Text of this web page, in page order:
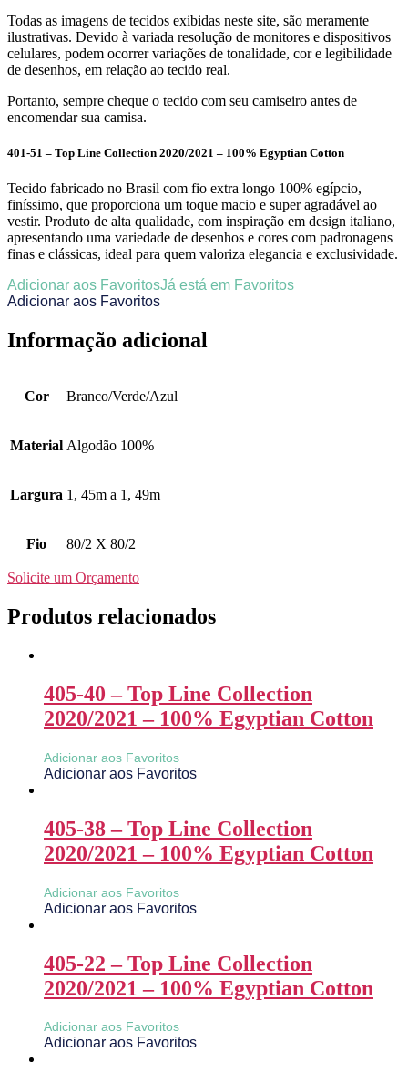
Todas as imagens de tecidos exibidas neste site, são meramente
ilustrativas. Devido à variada resolução de monitores e dispositivos
celulares, podem ocorrer variações de tonalidade, cor e legibilidade
de desenhos, em relação ao tecido real.
Portanto, sempre cheque o tecido com seu camiseiro antes de
encomendar sua camisa.
401-51 – Top Line Collection 2020/2021 – 100% Egyptian Cotton
Tecido fabricado no Brasil com fio extra longo 100% egípcio,
finíssimo, que proporciona um toque macio e super agradável ao
vestir. Produto de alta qualidade, com inspiração em design italiano,
apresentando uma variedade de desenhos e cores com padronagens
finas e clássicas, ideal para quem valoriza elegancia e exclusividade.
Adicionar aos FavoritosJá está em Favoritos
Adicionar aos Favoritos
Informação adicional
Cor Branco/Verde/Azul
Material Algodão 100%
Largura 1, 45m a 1, 49m
Fio 80/2 X 80/2
Solicite um Orçamento
Produtos relacionados
405-40 – Top Line Collection
2020/2021 – 100% Egyptian Cotton
Adicionar aos Favoritos
Adicionar aos Favoritos
405-38 – Top Line Collection
2020/2021 – 100% Egyptian Cotton
Adicionar aos Favoritos
Adicionar aos Favoritos
405-22 – Top Line Collection
2020/2021 – 100% Egyptian Cotton
Adicionar aos Favoritos
Adicionar aos Favoritos